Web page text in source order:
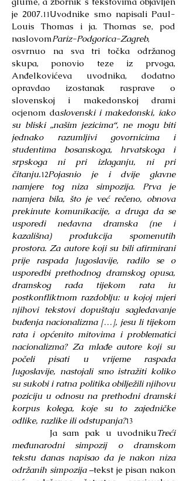
je 2007.11Uvodnike smo napisali Paul-
Louis Thomas i ja. Thomas se, pod
naslovomPariz-Podgorica-Zagreb,
osvrnuo na sva tri točka održanog
skupa, ponovio teze iz prvoga,
Anđelkovićeva uvodnika, dodatno
opravdao izostanak rasprave o
slovenskoj i makedonskoj drami
ocjenom daslovenski i makedonski, iako
su bliski „našim jezicima“, ne mogu biti
jednako razumljivi govornicima i
studentima bosanskoga, hrvatskoga i
srpskoga ni pri izlaganju, ni pri
čitanju.12Pojasnio je i dvije glavne
namjere tog niza simpozija. Prva je
namjera bila, što je već rečeno, obnova
prekinute komunikacije, a druga da se
usporedi nedavna dramska (ne i
kazališna) produkcija spomenutih
prostora. Za autore koji su bili afirmirani
prije raspada Jugoslavije, radilo se o
usporedbi prethodnog dramskog opusa,
dramskog rada tijekom rata iu
postkonfliktnom razdoblju: u kojoj mjeri
njihovi tekstovi dopuštaju sagledavanje
buđenja nacionalizma […], jesu li tijekom
rata i općenito mitovima i problematici
nacionalizma? Za mlađe autore koji su
počeli pisati u vrijeme raspada
Jugoslavije, nastojali smo istražiti koliko
su sukobi i ratna politika obilježili njihovu
poziciju u odnosu na prethodni dramski
korpus kolega, koje su to zajedničke
odlike, razlike ili odstupanja?13
Ja sam pak u uvodnikuTreći
međunarodni simpozij o dramskom
tekstu danas napisao da je nakon niza
održanih simpozija –tekst je pisan nakon